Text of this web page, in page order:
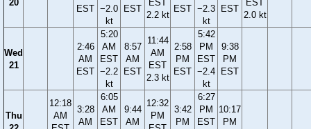
20
EST −2.0
kt
EST
EST
2.2 kt
EST −2.3
kt
EST
EST
2.0 kt
Wed
21
2:46
AM
EST
5:20
AM
EST
−2.2
kt
8:57
AM
EST
11:44
AM
EST
2.3 kt
2:58
PM
EST
5:42
PM
EST
−2.4
kt
9:38
PM
EST
Thu
12:18
AM
3:28
AM
6:05
AM
EST
9:44
AM
12:32
PM
3:42
PM
6:27
PM
EST
10:17
PM